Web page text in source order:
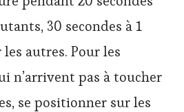
30 secondes à 1
autres. Pour les
n’arrivent pas à toucher
se positionner sur les